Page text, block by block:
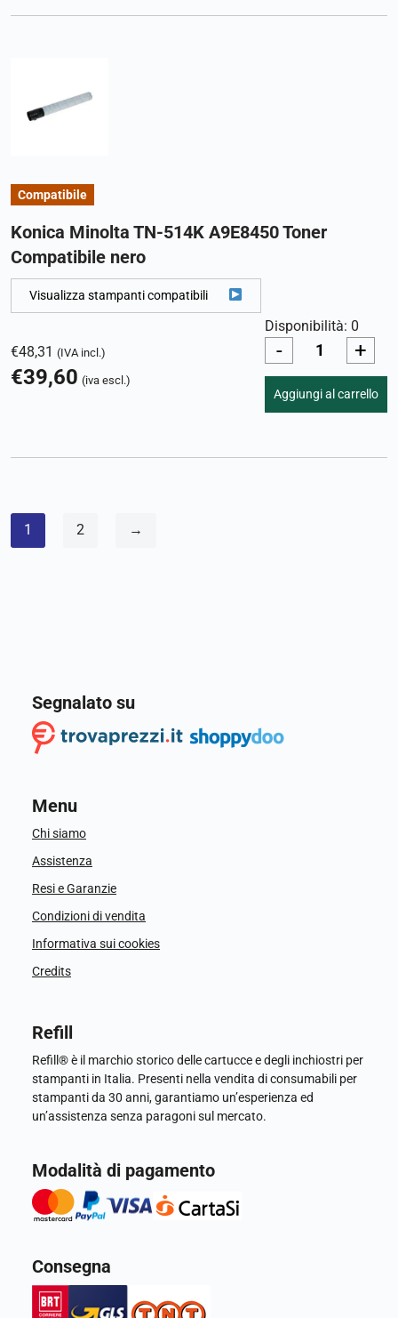
Compatibile
Konica Minolta TN-514K A9E8450 Toner
Compatibile nero
Visualizza stampanti compatibili
€48,31 (IVA incl.)
€39,60 (iva escl.)
Disponibilità: 0
- +
Aggiungi al carrello
1 2 →
Segnalato su
Menu
Chi siamo
Assistenza
Resi e Garanzie
Condizioni di vendita
Informativa sui cookies
Credits
Refill
Refill® è il marchio storico delle cartucce e degli inchiostri per
stampanti in Italia. Presenti nella vendita di consumabili per
stampanti da 30 anni, garantiamo un’esperienza ed
un’assistenza senza paragoni sul mercato.
Modalità di pagamento
Consegna